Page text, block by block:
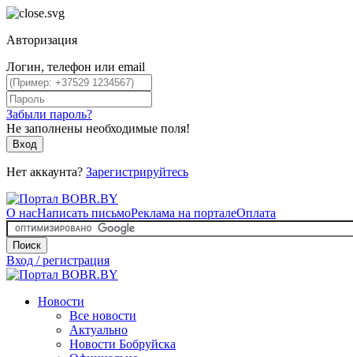
Авторизация
Логин, телефон или email
Забыли пароль?
Не заполнены необходимые поля!
Вход
Нет аккаунта? Зарегистрируйтесь
О насНаписать письмоРеклама на порталеОплата
Поиск
Вход / регистрация
Новости
Все новости
Актуально
Новости Бобруйска